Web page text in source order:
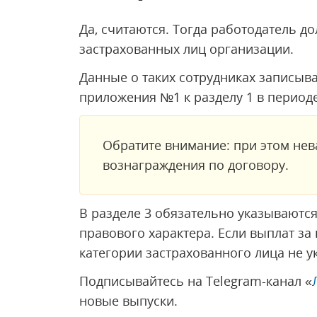
Да, считаются. Тогда работодатель
застрахованных лиц организации.
Данные о таких сотрудниках
приложения №1 к разделу 1 в
Обратите внимание: при этом
вознаграждения по договору.
В разделе 3 обязательно
правового характера. Если выплат
категории застрахованного лица не
Подписывайтесь на Telegram-канал «
новые выпуски.